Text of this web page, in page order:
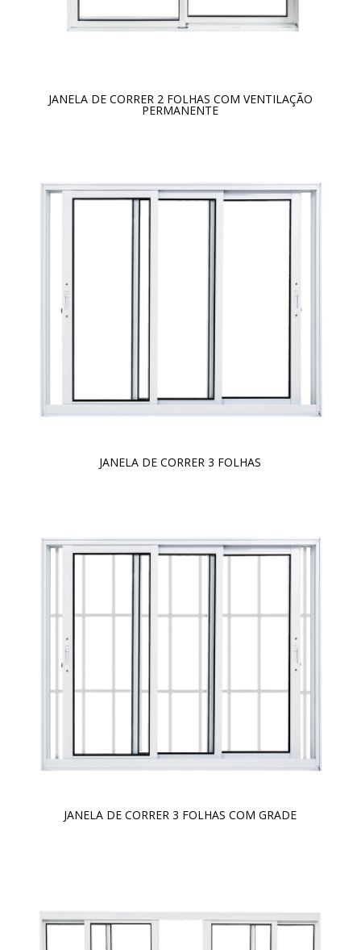
JANELA DE CORRER 2 FOLHAS COM VENTILAÇÃO
PERMANENTE
JANELA DE CORRER 3 FOLHAS
JANELA DE CORRER 3 FOLHAS COM GRADE